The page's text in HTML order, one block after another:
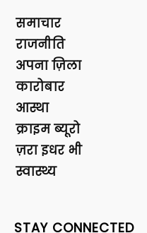
समाचार
राजनीति
अपना ज़िला
कारोबार
आस्था
क्राइम ब्यूरो
ज़रा इधर भी
स्वास्थ्य
STAY CONNECTED